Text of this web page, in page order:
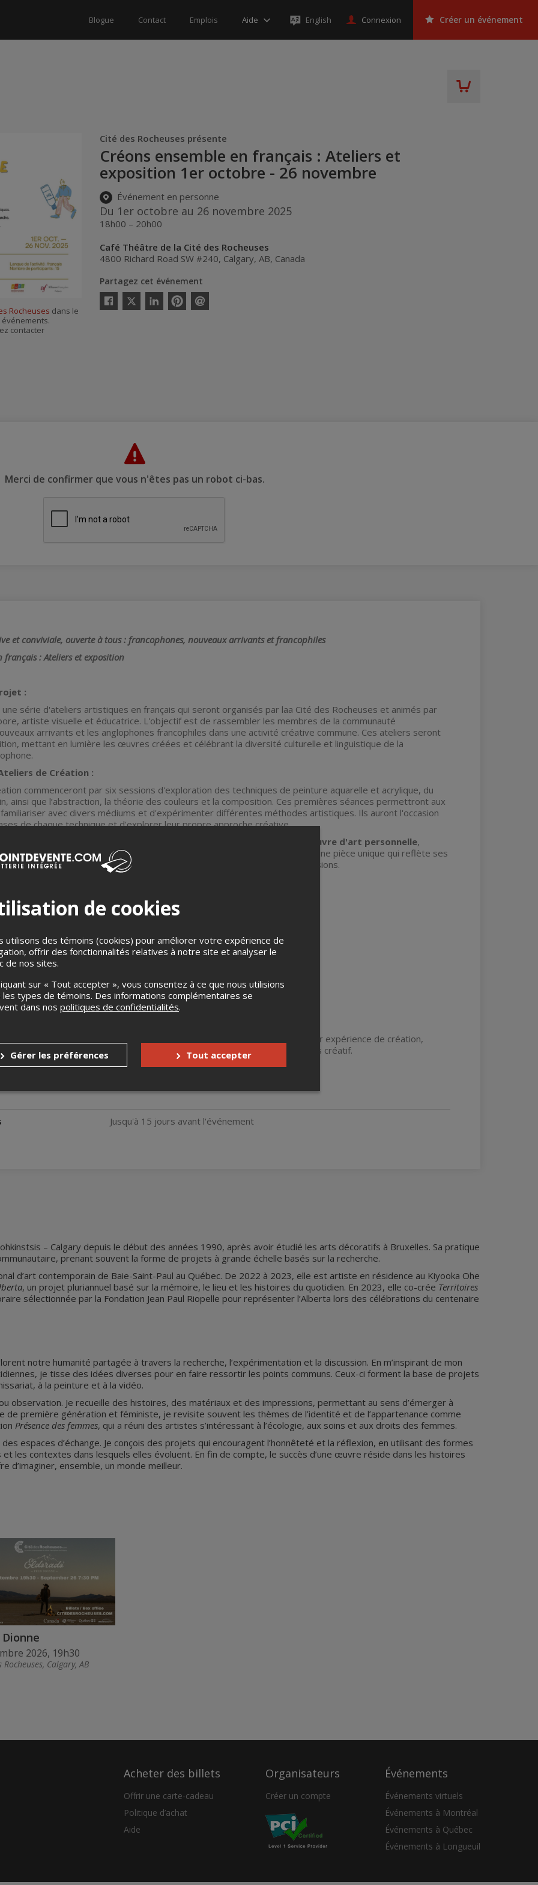
Blogue Contact Emplois Aide English Connexion Créer un événement
Cité des Rocheuses présente
Créons ensemble en français : Ateliers et
exposition 1er octobre - 26 novembre
Événement en personne
Du 1er octobre au 26 novembre 2025
18h00 – 20h00
Café Théâtre de la Cité des Rocheuses
4800 Richard Road SW #240, Calgary,AB, Canada
Partagez cet événement
Facebook
Twitter
LinkedinPinterestEnvoyer
Rocheuses dans le
événements.
contacter
Merci de confirmer que vous n'êtes pas un robot ci-bas.
et conviviale, ouverte à tous : francophones, nouveaux arrivants et francophiles
français : Ateliers et exposition
:
série d'ateliers artistiques en français qui seront organisés par laa Cité des Rocheuses et animés par
artiste visuelle et éducatrice. L'objectif est de rassembler les membres de la communauté
arrivants et les anglophones francophiles dans une activité créative commune. Ces ateliers seront
mettant en lumière les œuvres créées et célébrant la diversité culturelle et linguistique de la
de Création :
commenceront par six sessions d'exploration des techniques de peinture aquarelle et acrylique, du
ainsi que l’abstraction, la théorie des couleurs et la composition. Ces premières séances permettront aux
avec divers médiums et d'expérimenter différentes méthodes artistiques. Ils auront l'occasion
de chaque technique et d'explorer leur propre approche créative.
création d'une œuvre d'art personnelle,
précédemment abordées. Chaque participant pourra ainsi développer une pièce unique qui reflète ses
tout en intégrant les compétences acquises lors des premières sessions.
pour partager leur expérience de création,
artistique, et refléter sur l'impact de ces ateliers dans leur processus créatif.
Jusqu'à 15 jours avant l'événement
– Calgary depuis le début des années 1990, après avoir étudié les arts décoratifs à Bruxelles. Sa pratique
prenant souvent la forme de projets à grande échelle basés sur la recherche.
d’art contemporain de Baie-Saint-Paul au Québec. De 2022 à 2023, elle est artiste en résidence au Kiyooka Ohe
, un projet pluriannuel basé sur la mémoire, le lieu et les histoires du quotidien. En 2023, elle co-crée Territoires
sélectionnée par la Fondation Jean Paul Riopelle pour représenter l’Alberta lors des célébrations du centenaire
notre humanité partagée à travers la recherche, l’expérimentation et la discussion. En m’inspirant de mon
je tisse des idées diverses pour en faire ressortir les points communs. Ceux-ci forment la base de projets
à la peinture et à la vidéo.
observation. Je recueille des histoires, des matériaux et des impressions, permettant au sens d’émerger à
de première génération et féministe, je revisite souvent les thèmes de l’identité et de l’appartenance comme
Présence des femmes, qui a réuni des artistes s’intéressant à l’écologie, aux soins et aux droits des femmes.
espaces d’échange. Je conçois des projets qui encouragent l’honnêteté et la réflexion, en utilisant des formes
les contextes dans lesquels elles évoluent. En fin de compte, le succès d’une œuvre réside dans les histoires
d’imaginer, ensemble, un monde meilleur.
Dionne
2026, 19h30
Rocheuses, Calgary, AB
Acheter des billets
Offrir une carte-cadeau
Politique d’achat
Aide
Organisateurs
Créer un compte
Événements
Événements virtuels
Événements à Montréal
Événements à Québec
Événements à Longueuil
de cookies
utilisons des témoins (cookies) pour améliorer votre expérience de
offrir des fonctionnalités relatives à notre site et analyser le
de nos sites.
sur « Tout accepter », vous consentez à ce que nous utilisions
les types de témoins. Des informations complémentaires se
dans nos politiques de confidentialités.
Gérer les préférences Tout accepter